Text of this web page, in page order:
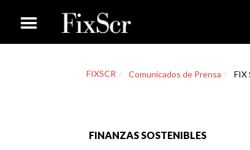
FIXSCR Comunicados de Prensa FIX
FINANZAS SOSTENIBLES